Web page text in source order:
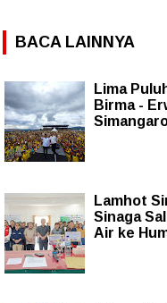
BACA LAINNYA
Lima
Birma -
Lamhot
Sinaga
Air ke